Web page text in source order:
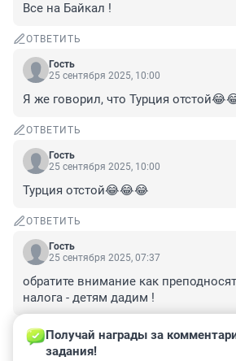
Все на Байкал !
ОТВЕТИТЬ
Гость
25 сентября 2025, 10:00
Я же говорил, что Турция
ОТВЕТИТЬ
Гость
25 сентября 2025, 10:00
Турция отстой😂😂😂
ОТВЕТИТЬ
Гость
25 сентября 2025, 07:37
обратите внимание как
налога - детям дадим !
ОТВЕТИТЬ
Гость
Получай награды за
задания!